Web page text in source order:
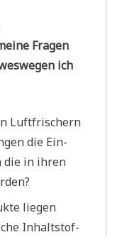
Fra­gen
ich
Luft­fri­schern
die Ein­
die in ihren
lie­gen
Inhalt­stof­